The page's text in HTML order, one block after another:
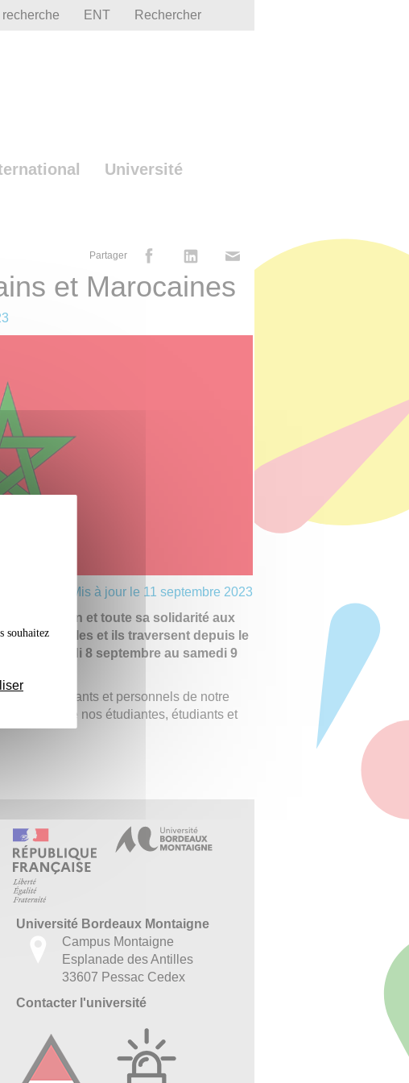
ENT Rechercher
Université
Partager
et Marocaines
Mis à jour le 11 septembre 2023
son soutien et toute sa solidarité aux
qu’elles et ils traversent depuis le
du vendredi 8 septembre au samedi 9
étudiants et personnels de notre
proches de nos étudiantes, étudiants et
Université Bordeaux Montaigne
Campus Montaigne
Esplanade des Antilles
33607 Pessac Cedex
Contacter l'université
souhaitez